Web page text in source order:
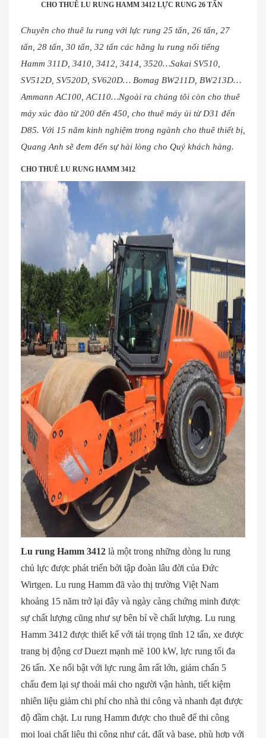
CHO THUÊ LU RUNG HAMM 3412 LỰC RUNG 26 TẤN
Chuyên cho thuê lu rung với lực rung 25 tấn, 26 tấn, 27
tấn, 28 tấn, 30 tấn, 32 tấn các hãng lu rung nổi tiếng
Hamm 311D, 3410, 3412, 3414, 3520…Sakai SV510,
SV512D, SV520D, SV620D… Bomag BW211D, BW213D…
Ammann AC100, AC110…Ngoài ra chúng tôi còn cho thuê
máy xúc đào từ 200 đến 450, cho thuê máy ủi từ D31 đến
D85. Với 15 năm kinh nghiệm trong ngành cho thuê thiết bị,
Quang Anh sẽ đem đến sự hài lòng cho Quý khách hàng.
CHO THUÊ LU RUNG HAMM 3412
Lu rung Hamm 3412 là một trong những dòng lu rung
chủ lực được phát triển bởi tập đoàn lâu đời của Đức
Wirtgen. Lu rung Hamm đã vào thị trường Việt Nam
khoảng 15 năm trở lại đây và ngày càng chứng minh được
sự chất lượng cũng như sự bên bỉ về chất lượng. Lu rung
Hamm 3412 được thiết kế với tải trọng tĩnh 12 tấn, xe được
trang bị động cơ Duezt mạnh mẽ 100 kW, lực rung tối đa
26 tấn. Xe nổi bật với lực rung âm rất lớn, giảm chấn 5
chấu đem lại sự thoải mái cho người vận hành, tiết kiệm
nhiên liệu giảm chi phí cho nhà thi công và nhanh đạt được
độ đầm chặt. Lu rung Hamm được cho thuê để thi công
mọi loại chất liệu thi công như cát, đất và base, phù hợp với